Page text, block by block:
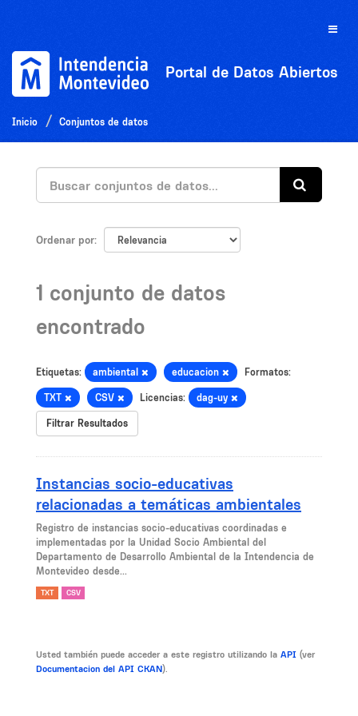
Toggle
Portal de Datos Abiertos
Inicio Conjuntos de datos
Ordenar por
1 conjunto de datos
encontrado
Etiquetas: ambiental educacion Formatos:
TXT CSV Licencias: dag-uy
Filtrar Resultados
Instancias socio-educativas
relacionadas a temáticas ambientales
Registro de instancias socio-educativas coordinadas e
implementadas por la Unidad Socio Ambiental del
Departamento de Desarrollo Ambiental de la Intendencia de
Montevideo desde...
TXT CSV
Usted también puede acceder a este registro utilizando la API (ver
Documentacion del API CKAN).